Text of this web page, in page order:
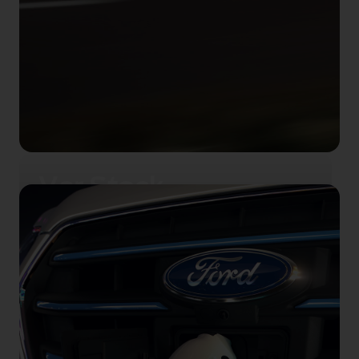
Ver Stock
Descubre nuestra gama de coches
eléctricos nuevos, listos para ti.